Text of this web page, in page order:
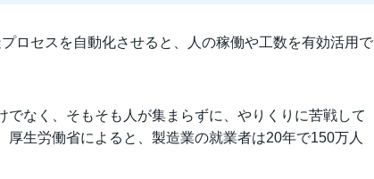
ロセスを自動化させると、人の稼働や工数を有効活用で
なく、そもそも人が集まらずに、やりくりに苦戦して
生労働省によると、製造業の就業者は20年で150万人